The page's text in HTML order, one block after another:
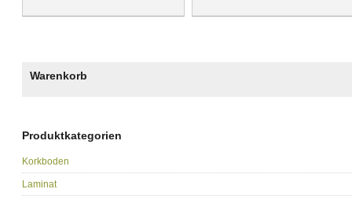
Warenkorb
Produktkategorien
Korkboden
Laminat